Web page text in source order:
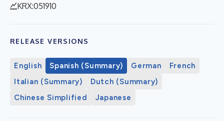
KRX:051910
RELEASE VERSIONS
English Spanish (Summary) German
French
Italian (Summary)
Dutch (Summary)
Chinese Simplified
Japanese